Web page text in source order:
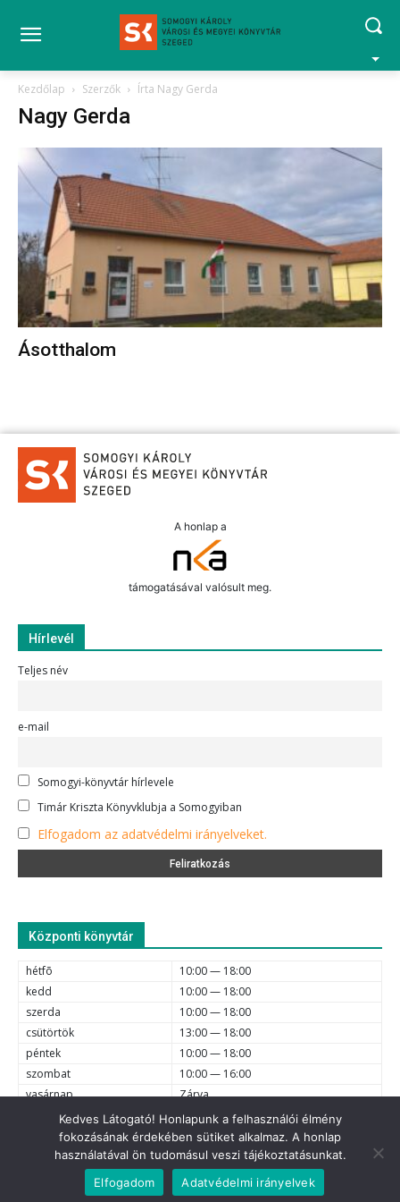
Kezdőlap Szerzők Írta Nagy Gerda
Nagy Gerda
Ásotthalom
A honlap a
támogatásával valósult meg.
Hírlevél
Teljes név
e-mail
Somogyi-könyvtár hírlevele
Timár Kriszta Könyvklubja a Somogyiban
Elfogadom az adatvédelmi irányelveket.
Központi könyvtár
hétfõ
10:00 — 18:00
kedd
10:00 — 18:00
szerda
10:00 — 18:00
csütörtök
13:00 — 18:00
péntek
10:00 — 18:00
szombat
10:00 — 16:00
vasárnap
Zárva
6720 Szeged, Dóm tér 1-4. (62) 425-525, (62) 630-634; e-mail
© 2021 Somogyi Károly Városi és Megyei Könyvtár - Minden jog
fenntartva.
Kedves Látogató! Honlapunk a felhasználói élmény
fokozásának érdekében sütiket alkalmaz. A honlap
használatával ön tudomásul veszi tájékoztatásunkat.
Elfogadom
Adatvédelmi irányelvek